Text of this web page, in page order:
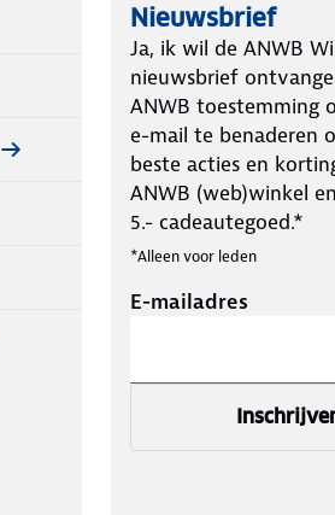
Nieuwsbrief
Ja, ik wil de ANWB
nieuwsbrief
ANWB toestemming
e-mail te benaderen
beste acties en
ANWB (web)winkel
5.- cadeautegoed.*
*Alleen voor leden
E-mailadres